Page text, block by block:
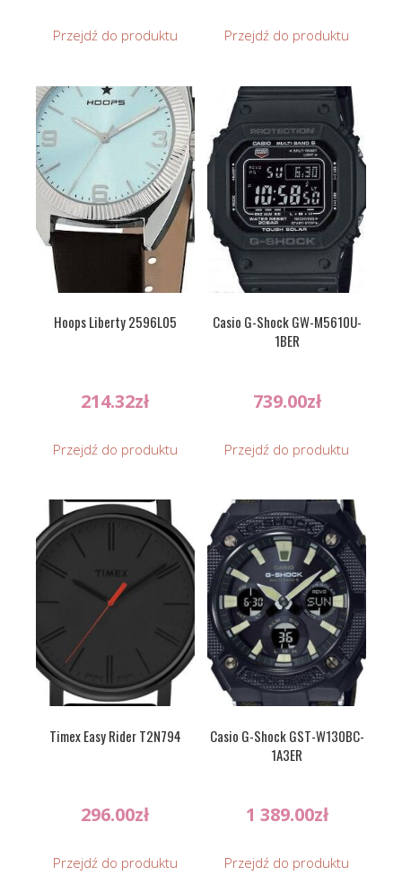
Przejdź do produktu Przejdź do produktu
Hoops Liberty 2596L05
214.32zł
Przejdź do produktu
Casio G-Shock GW-M5610U-
1BER
739.00zł
Przejdź do produktu
Timex Easy Rider T2N794
296.00zł
Przejdź do produktu
Casio G-Shock GST-W130BC-
1A3ER
1 389.00zł
Przejdź do produktu